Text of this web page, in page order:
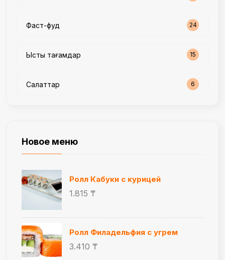
Фаст-фуд 24
Ыстық тағамдар 15
Салаттар 6
Новое меню
Ролл Кабуки с курицей
1.815 ₸
Ролл Филадельфия с угрем
3.410 ₸